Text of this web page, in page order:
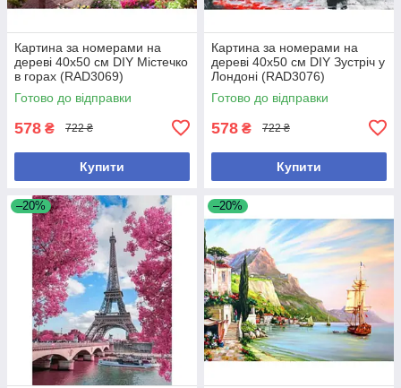
Картина за номерами на
дереві 40х50 см DIY Містечко
в горах (RAD3069)
Готово до відправки
578 ₴ 722 ₴
Купити
Картина за номерами на
дереві 40х50 см DIY Зустріч у
Лондоні (RAD3076)
Готово до відправки
578 ₴ 722 ₴
Купити
–20% –20%